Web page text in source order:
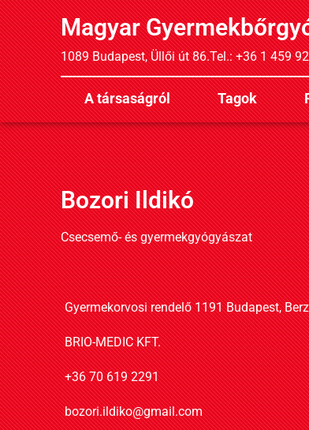
Magyar
1089 Budapest, Üllői út 86.Tel.: +36 1 459
A társaságról Tagok
Bozori Ildikó
Csecsemő- és gyermekgyógyászat
Gyermekorvosi rendelő 1191 Budapest,
BRIO-MEDIC KFT.
+36 70 619 2291
bozori.ildiko@gmail.com